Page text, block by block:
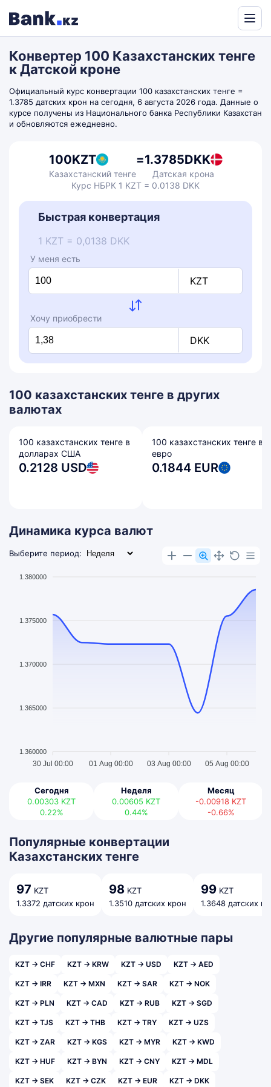
by
Translate
Конвертер 100 Казахстанских тенге
к Датской кроне
Официальный курс конвертации 100 казахстанских тенге =
1.3785 датских крон на сегодня, 6 августа 2026 года. Данные о
курсе получены из Национального банка Республики Казахстан
и обновляются ежедневно.
100KZT
Казахстанский тенге
=1.3785DKK
Датская крона
Курс НБРК 1 KZT = 0.0138 DKK
Быстрая конвертация
1 KZT = 0,0138 DKK
У меня есть
KZT
Хочу приобрести
DKK
100 казахстанских тенге в других
валютах
100 казахстанских тенге в
долларах США
0.2128 USD
100 казахстанских тенге в
евро
0.1844 EUR
Динамика курса валют
Выберите период:
1.380000
1.375000
1.370000
1.365000
1.360000
30 Jul 00:00 01 Aug 00:00 03 Aug 00:00 05 Aug 00:00
Сегодня
0.00303 KZT
0.22%
Неделя
0.00605 KZT
0.44%
Месяц
-0.00918 KZT
-0.66%
Популярные конвертации
Казахстанских тенге
97 KZT
1.3372 датских крон
98 KZT
1.3510 датских крон
99 KZT
1.3648 датских
Другие популярные валютные пары
KZT → CHF KZT → KRW KZT → USD KZT → AED
KZT → IRR KZT → MXN KZT → SAR KZT → NOK
KZT → PLN KZT → CAD KZT → RUB KZT → SGD
KZT → TJS KZT → THB KZT → TRY KZT → UZS
KZT → ZAR KZT → KGS KZT → MYR KZT → KWD
KZT → HUF KZT → BYN KZT → CNY KZT → MDL
KZT → SEK KZT → CZK KZT → EUR KZT → DKK